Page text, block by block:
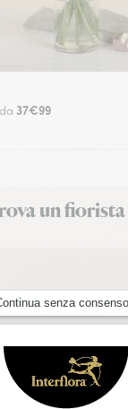
37€99
un